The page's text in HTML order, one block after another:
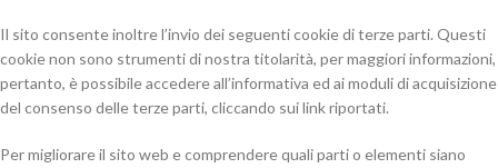
Il sito consente inoltre l’invio dei seguenti cookie di terze parti. Questi
cookie non sono strumenti di nostra titolarità, per maggiori informazioni,
pertanto, è possibile accedere all’informativa ed ai moduli di acquisizione
del consenso delle terze parti, cliccando sui link riportati.
Per migliorare il sito web e comprendere quali parti o elementi siano